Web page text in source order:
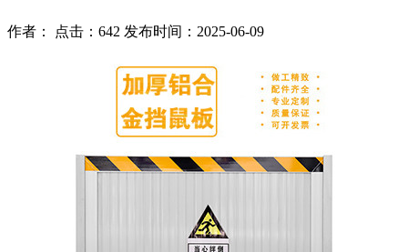
作者： 点击：642 发布时间：2025-06-09